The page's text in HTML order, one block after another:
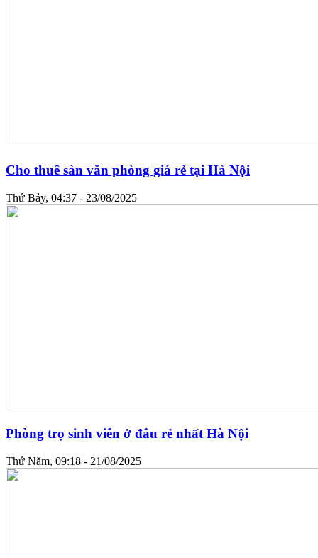
Cho thuê sàn văn phòng giá rẻ tại Hà Nội
Thứ Bảy, 04:37 - 23/08/2025
Phòng trọ sinh viên ở đâu rẻ nhất Hà Nội
Thứ Năm, 09:18 - 21/08/2025